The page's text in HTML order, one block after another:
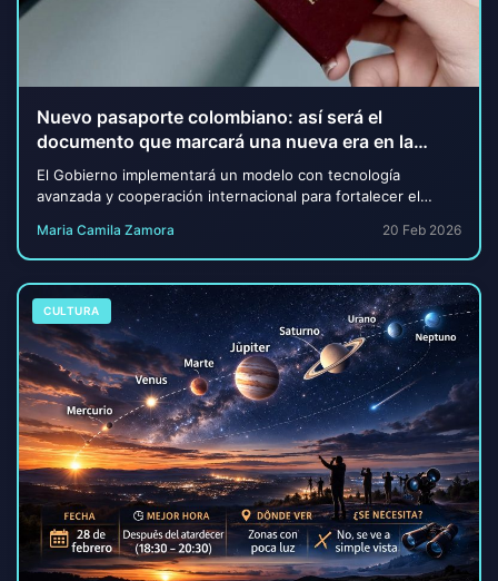
Nuevo pasaporte colombiano: así será el
documento que marcará una nueva era en la
identificación y movilidad internacional.
El Gobierno implementará un modelo con tecnología
avanzada y cooperación internacional para fortalecer el
Maria Camila Zamora 20 Feb 2026
CULTURA